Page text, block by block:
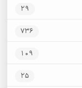
29
736
109
25